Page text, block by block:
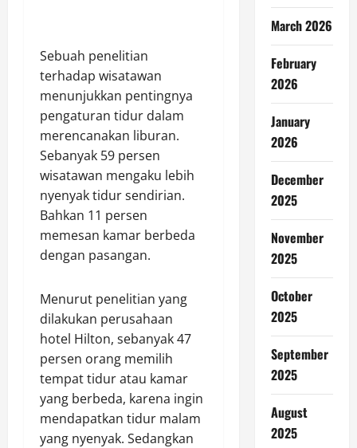
Sebuah penelitian
terhadap wisatawan
menunjukkan pentingnya
pengaturan tidur dalam
merencanakan liburan.
Sebanyak 59 persen
wisatawan mengaku lebih
nyenyak tidur sendirian.
Bahkan 11 persen
memesan kamar berbeda
dengan pasangan.
Menurut penelitian yang
dilakukan perusahaan
hotel Hilton, sebanyak 47
persen orang memilih
tempat tidur atau kamar
yang berbeda, karena ingin
mendapatkan tidur malam
yang nyenyak. Sedangkan
March 2026
February
2026
January
2026
December
2025
November
2025
October
2025
September
2025
August
2025